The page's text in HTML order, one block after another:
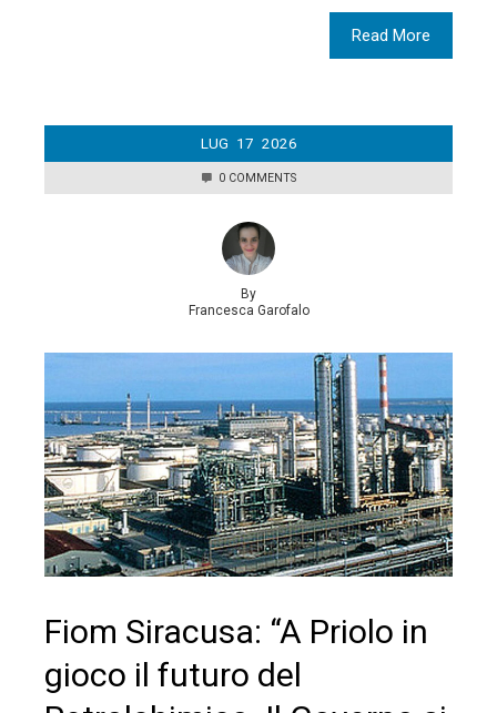
Read More
LUG 17 2026
0 COMMENTS
By
Francesca Garofalo
Fiom Siracusa: “A Priolo in
gioco il futuro del